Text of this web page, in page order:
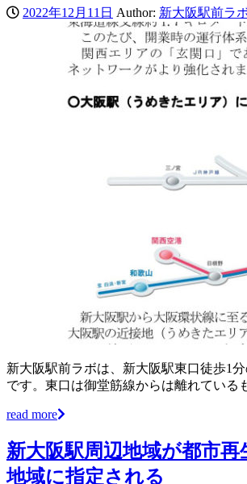
2022年12月11日 Author: 新大阪駅前ラ
新大阪駅前ラボは、新大阪駅東口徒歩1
です。東口は御堂筋線からは離れている
read more
新大阪駅周辺地域が都市再
地域に指定される